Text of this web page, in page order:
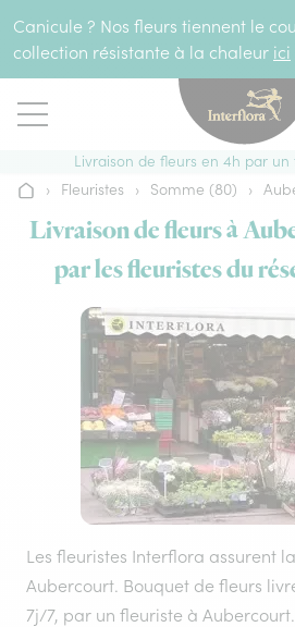
Canicule ? Nos fleurs tiennent le
collection résistante à la chaleur ici
Livraison de fleurs en 4h par
Accueil
› Fleuristes › Somme (80) ›
Livraison de fleurs à
par les fleuristes du
Les fleuristes Interflora assurent
Aubercourt. Bouquet de fleurs
7j/7, par un fleuriste à